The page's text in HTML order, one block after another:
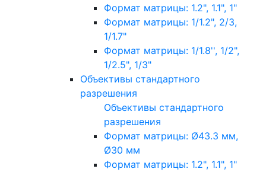
Формат матрицы: 1.2", 1.1", 1"
Формат матрицы: 1/1.2", 2/3,
1/1.7"
Формат матрицы: 1/1.8'', 1/2",
1/2.5", 1/3"
Объективы стандартного
разрешения
Объективы стандартного
разрешения
Формат матрицы: Ø43.3 мм,
Ø30 мм
Формат матрицы: 1.2", 1.1", 1"